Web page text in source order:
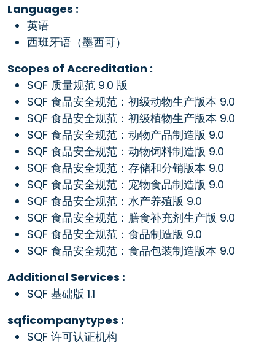
Languages :
英语
西班牙语（墨西哥）
Scopes of Accreditation :
SQF 质量规范 9.0 版
SQF 食品安全规范：初级动物生产版本 9.0
SQF 食品安全规范：初级植物生产版本 9.0
SQF 食品安全规范：动物产品制造版 9.0
SQF 食品安全规范：动物饲料制造版 9.0
SQF 食品安全规范：存储和分销版本 9.0
SQF 食品安全规范：宠物食品制造版 9.0
SQF 食品安全规范：水产养殖版 9.0
SQF 食品安全规范：膳食补充剂生产版 9.0
SQF 食品安全规范：食品制造版 9.0
SQF 食品安全规范：食品包装制造版本 9.0
Additional Services :
SQF 基础版 1.1
sqficompanytypes :
SQF 许可认证机构